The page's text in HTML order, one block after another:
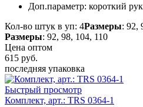
Доп.параметр: короткий
Кол-во штук в уп: 4Размеры: 92,
Размеры: 92, 98, 104, 110
Цена оптом
615 руб.
последняя упаковка
Быстрый просмотр
Комплект, арт.: TRS 0364-1